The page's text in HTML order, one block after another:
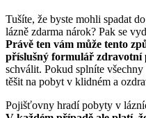
Tušíte, že byste mohli spadat
lázně zdarma nárok? Pak se
Právě ten vám může tento
příslušný formulář zdravotní
schválit. Pokud splníte
těšit na pobyt v klidném a
Pojišťovny hradí pobyty v